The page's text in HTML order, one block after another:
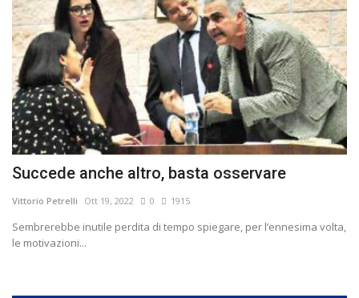
Succede anche altro, basta osservare
Vittorio Petrelli Ott 19, 2022 0 1915
Sembrerebbe inutile perdita di tempo spiegare, per l’ennesima volta,
le motivazioni...